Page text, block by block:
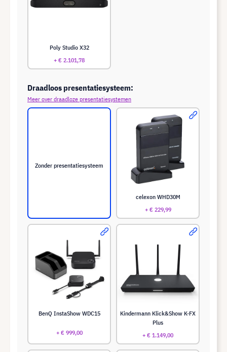
Poly Studio X32
+ € 2.101,78
Draadloos presentatiesysteem:
Meer over draadloze presentatiesystemen
Zonder presentatiesysteem
celexon WHD30M
+ € 229,99
BenQ InstaShow WDC15
+ € 999,00
Kindermann Klick&Show K-FX
Plus
+ € 1.149,00